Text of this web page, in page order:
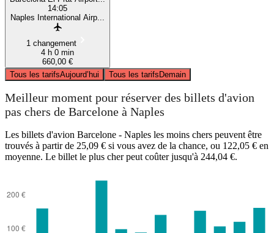
14:05
Naples International Airp...
1 changement
4 h 0 min
660,00 €
Tous les tarifsAujourd’hui Tous les tarifsDemain
Meilleur moment pour réserver des billets d'avion
pas chers de Barcelone à Naples
Les billets d'avion Barcelone - Naples les moins chers peuvent être
trouvés à partir de 25,09 € si vous avez de la chance, ou 122,05 € en
moyenne. Le billet le plus cher peut coûter jusqu'à 244,04 €.